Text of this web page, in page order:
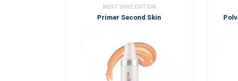
MUST HAVE EDITION
Primer Second Skin